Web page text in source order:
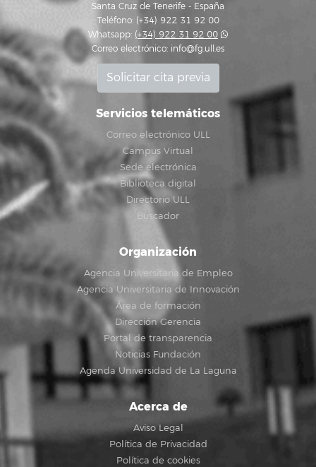
Santa Cruz de Tenerife - España
Teléfono: (+34) 922 31 92 00
Whatsapp: (+34) 922 31 92 00
Correo electrónico: info@fg.ull.es
Solicitar cita previa
Servicios telemáticos
Correo electrónico ULL
Campus Virtual
Sede electrónica
Biblioteca digital
Directorio ULL
Buscador
Organización
Agencia Universitaria de Empleo
Agencia Universitaria de Innovación
Área de formación
Dirección Gerencia
Portal de transparencia
Noticias Fundación
Agenda Universidad de La Laguna
Acerca de
Aviso Legal
Política de Privacidad
Política de cookies